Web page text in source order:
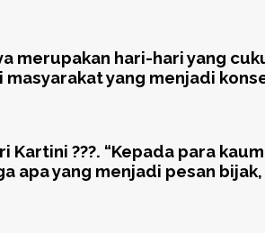
hari-hari yang
yang menjadi
???. “Kepada para
apa yang menjadi pesan